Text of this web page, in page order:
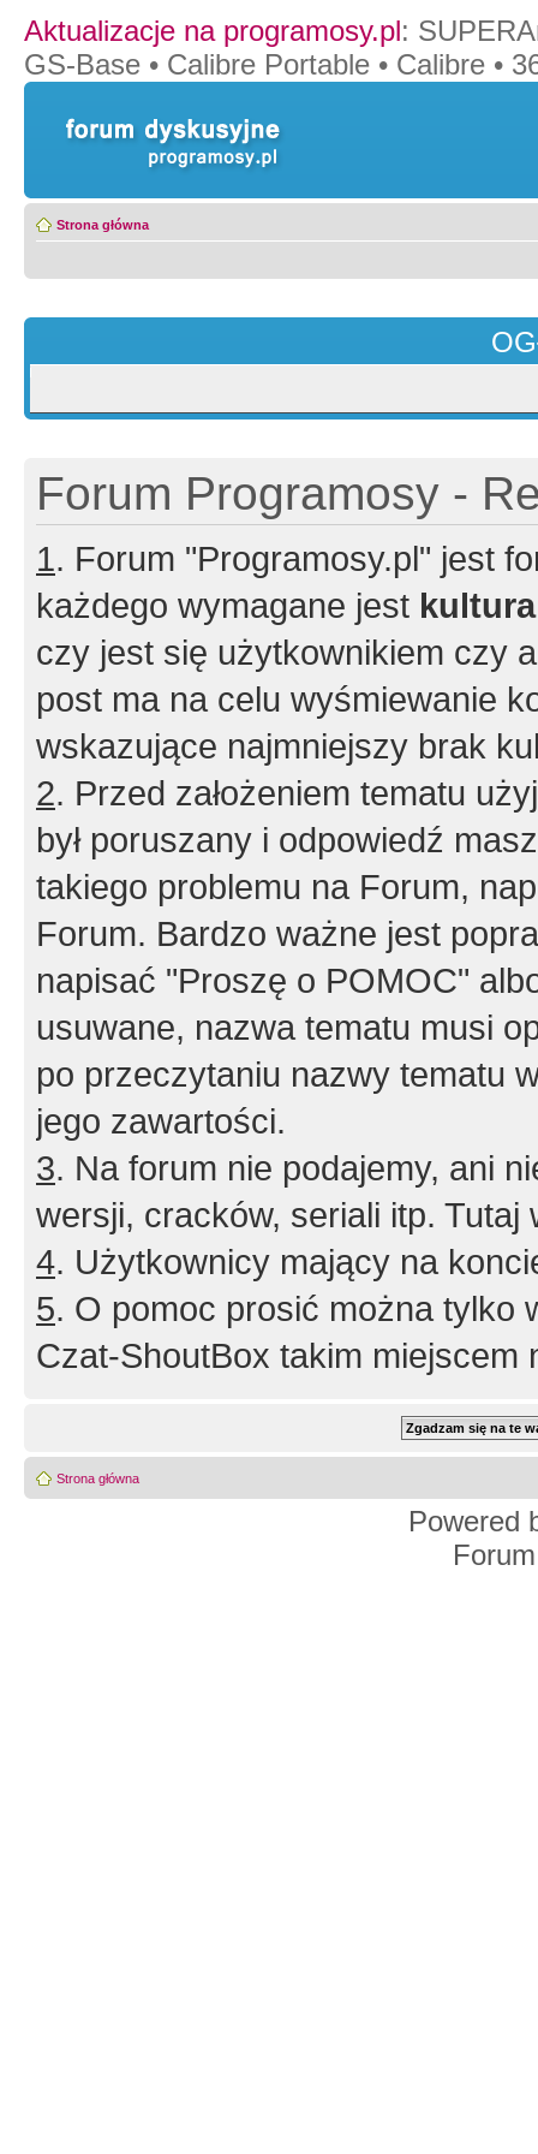
Aktualizacje na programosy.pl:
GS-Base • Calibre Portable • Calibre •
Strona główna
Forum Programosy -
1. Forum "Programosy.pl" jest
każdego wymagane jest
czy jest się użytkownikiem czy
post ma na celu wyśmiewanie
wskazujące najmniejszy brak
2. Przed założeniem tematu
był poruszany i odpowiedź
takiego problemu na Forum,
Forum. Bardzo ważne jest
napisać "Proszę o POMOC"
usuwane, nazwa tematu musi
po przeczytaniu nazwy tematu
jego zawartości.
3. Na forum nie podajemy, ani
wersji, cracków, seriali itp. Tutaj
4. Użytkownicy mający na
5. O pomoc prosić można tylko
Czat-ShoutBox takim miejscem
Strona główna
Powered